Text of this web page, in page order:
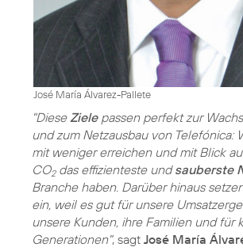
José María Álvarez-Pallete
"Diese Zielepassen perfekt zur
und zum Netzausbau von Telefónica:
mit weniger erreichen und mit Blick
CO2das effizienteste undsauberste
Branche haben. Darüber hinaus
ein, weil es gut für unsere
unsere Kunden, ihre Familien und für
Generationen", sagt José María